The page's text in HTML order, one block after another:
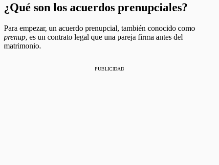
¿Qué son los acuerdos prenupciales?
Para empezar, un acuerdo prenupcial, también conocido como
prenup, es un contrato legal que una pareja firma antes del
matrimonio.
PUBLICIDAD